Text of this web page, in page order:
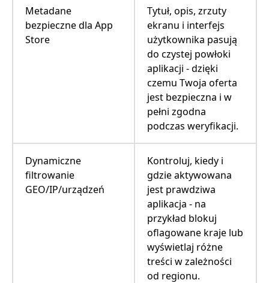
Metadane
bezpieczne dla App
Store
Tytuł, opis, zrzuty
ekranu i interfejs
użytkownika pasują
do czystej powłoki
aplikacji - dzięki
czemu Twoja oferta
jest bezpieczna i w
pełni zgodna
podczas weryfikacji.
Dynamiczne
filtrowanie
GEO/IP/urządzeń
Kontroluj, kiedy i
gdzie aktywowana
jest prawdziwa
aplikacja - na
przykład blokuj
oflagowane kraje lub
wyświetlaj różne
treści w zależności
od regionu.